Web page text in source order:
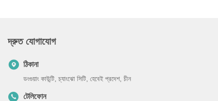
দ্রুত যোগাযোগ
ঠিকানা
ডংগুয়াং কাউন্টি, চ্যাংঝো সিটি, হেবেই প্রদেশ, চীন
টেলিফোন